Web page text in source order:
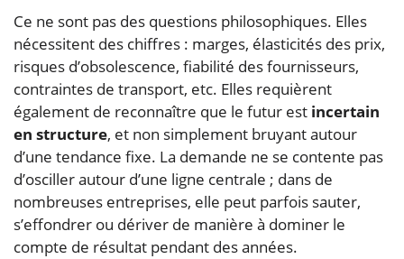
Ce ne sont pas des questions philosophiques. Elles
nécessitent des chiffres : marges, élasticités des prix,
risques d’obsolescence, fiabilité des fournisseurs,
contraintes de transport, etc. Elles requièrent
également de reconnaître que le futur est incertain
en structure, et non simplement bruyant autour
d’une tendance fixe. La demande ne se contente pas
d’osciller autour d’une ligne centrale ; dans de
nombreuses entreprises, elle peut parfois sauter,
s’effondrer ou dériver de manière à dominer le
compte de résultat pendant des années.